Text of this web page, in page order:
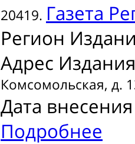
20419. Газета
Регион
Адрес
Комсомольская, д.
Дата
Подробнее